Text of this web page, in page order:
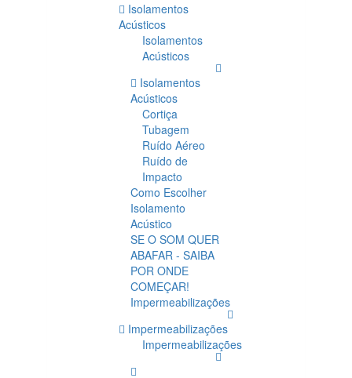
Isolamentos
Acústicos
Isolamentos
Acústicos
Isolamentos
Acústicos
Cortiça
Tubagem
Ruído Aéreo
Ruído de
Impacto
Como Escolher
Isolamento
Acústico
SE O SOM QUER
ABAFAR - SAIBA
POR ONDE
COMEÇAR!
Impermeabilizações
Impermeabilizações
Impermeabilizações